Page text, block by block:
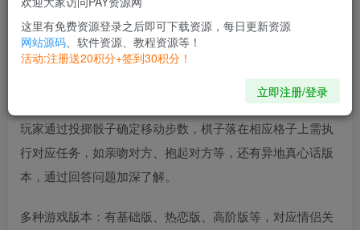
玩家通过投掷骰子确定移动步数，棋子落在相应格子上需执
行对应任务，如亲吻对方、抱起对方等，还有异地真心话版
本，通过回答问题加深了解。
多种游戏版本：有基础版、热恋版、高阶版等，对应情侣关
这里有免费资源登录之后即可下载资源，每日更新资源
网站源码、软件资源、教程资源等！
活动:注册送20积分+签到30积分！
立即注册/登录